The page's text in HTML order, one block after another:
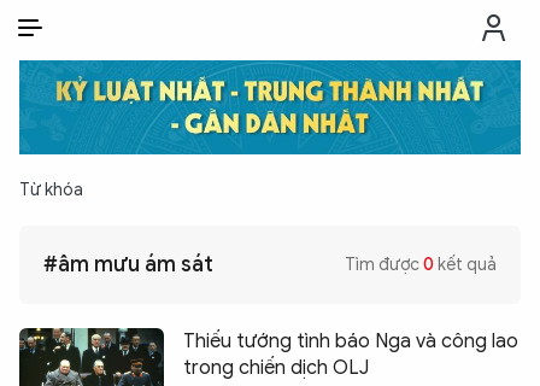
VI
EN
CHỐNG DIỄN BIẾN HÒA BÌNH
CÔNG AN TRONG LÒNG DÂN
XÃ HỘI
Từ khóa
#âm mưu ám sát Tìm được0 kết quả
Thiếu tướng tình báo Nga và công lao
trong chiến dịch OLJ